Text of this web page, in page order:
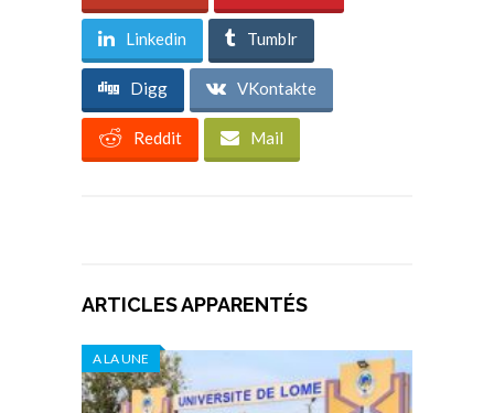
Linkedin Tumblr
Digg VKontakte
Reddit Mail
ARTICLES APPARENTÉS
A LA UNE